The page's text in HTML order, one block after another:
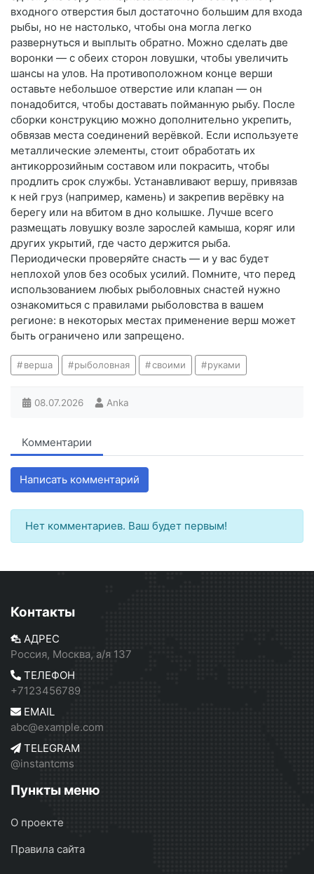
входного отверстия был достаточно большим для входа
рыбы, но не настолько, чтобы она могла легко
развернуться и выплыть обратно. Можно сделать две
воронки — с обеих сторон ловушки, чтобы увеличить
шансы на улов. На противоположном конце верши
оставьте небольшое отверстие или клапан — он
понадобится, чтобы доставать пойманную рыбу. После
сборки конструкцию можно дополнительно укрепить,
обвязав места соединений верёвкой. Если используете
металлические элементы, стоит обработать их
антикоррозийным составом или покрасить, чтобы
продлить срок службы. Устанавливают вершу, привязав
к ней груз (например, камень) и закрепив верёвку на
берегу или на вбитом в дно колышке. Лучше всего
размещать ловушку возле зарослей камыша, коряг или
других укрытий, где часто держится рыба.
Периодически проверяйте снасть — и у вас будет
неплохой улов без особых усилий. Помните, что перед
использованием любых рыболовных снастей нужно
ознакомиться с правилами рыболовства в вашем
регионе: в некоторых местах применение верш может
быть ограничено или запрещено.
верша рыболовная своими руками
08.07.2026 Anka
Комментарии
Написать комментарий
Нет комментариев. Ваш будет первым!
Контакты
АДРЕС
Россия, Москва, а/я 137
ТЕЛЕФОН
+7123456789
EMAIL
abc@example.com
TELEGRAM
@instantcms
Пункты меню
О проекте
Правила сайта